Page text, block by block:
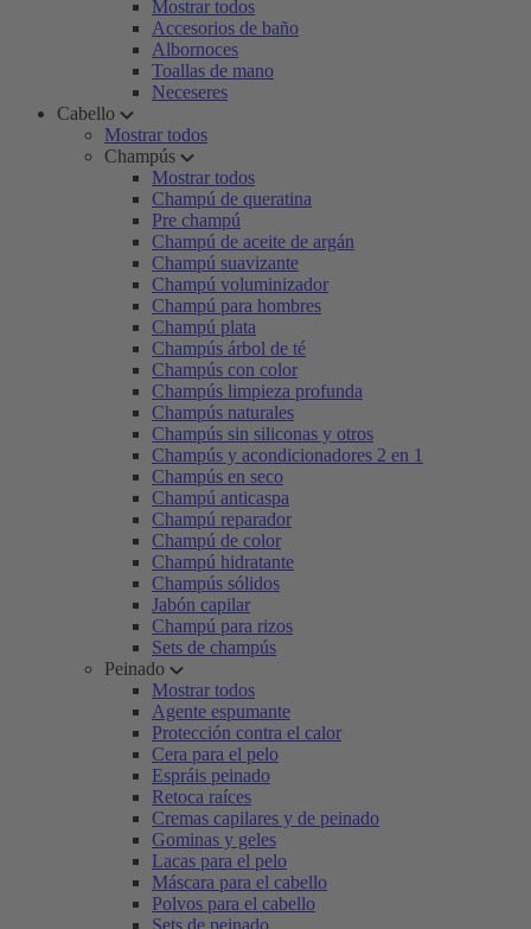
Mostrar todos
Accesorios de baño
Albornoces
Toallas de mano
Neceseres
Cabello
Mostrar todos
Champús
Mostrar todos
Champú de queratina
Pre champú
Champú de aceite de argán
Champú suavizante
Champú voluminizador
Champú para hombres
Champú plata
Champús árbol de té
Champús con color
Champús limpieza profunda
Champús naturales
Champús sin siliconas y otros
Champús y acondicionadores 2 en 1
Champús en seco
Champú anticaspa
Champú reparador
Champú de color
Champú hidratante
Champús sólidos
Jabón capilar
Champú para rizos
Sets de champús
Peinado
Mostrar todos
Agente espumante
Protección contra el calor
Cera para el pelo
Espráis peinado
Retoca raíces
Cremas capilares y de peinado
Gominas y geles
Lacas para el pelo
Máscara para el cabello
Polvos para el cabello
Sets de peinado